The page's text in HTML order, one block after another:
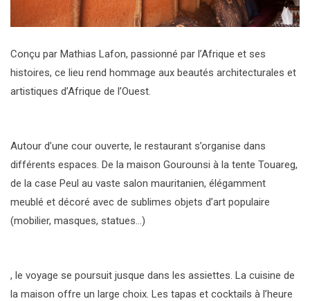
Conçu par Mathias Lafon, passionné par l’Afrique et ses
histoires, ce lieu rend hommage aux beautés architecturales et
artistiques d’Afrique de l’Ouest.
Autour d’une cour ouverte, le restaurant s’organise dans
différents espaces. De la maison Gourounsi à la tente Touareg,
de la case Peul au vaste salon mauritanien, élégamment
meublé et décoré avec de sublimes objets d’art populaire
(mobilier, masques, statues…)
, le voyage se poursuit jusque dans les assiettes. La cuisine de
la maison offre un large choix. Les tapas et cocktails à l’heure